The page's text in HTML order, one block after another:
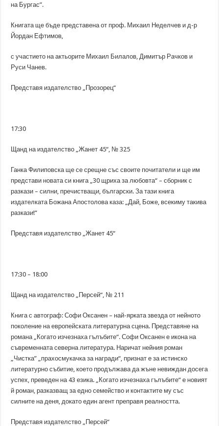
на Бургас”.
Книгата ще бъде представена от проф. Михаил Неделчев и д-р
Йордан Ефтимов,
с участието на актьорите Михаил Билалов, Димитър Рачков и
Руси Чанев.
Представя издателство „Прозорец“
17:30
Щанд на издателство „Жанет 45“, № 325
Ганка Филиповска ще се срещне със своите почитатели и ще им
представи новата си книга „30 щриха за любовта“ – сборник с
разкази – силни, пречистващи, български. За тази книга
издателката Божана Апостолова каза: „Дай, Боже, всекиму такива
разкази!“
Представя издателство „Жанет 45“
17:30 – 18:00
Щанд на издателство „Персей“, № 211
Книга с автограф: Софи Оксанен – най-ярката звезда от нейното
поколение на европейската литературна сцена. Представяне на
романа „Когато изчезнаха гълъбите“. Софи Оксанен е икона на
съвременната северна литература. Наричат нейния роман
„Чистка” „прахосмукачка за награди“, признат е за истинско
литературно събитие, което продължава да жъне невиждан досега
успех, преведен на 43 езика. „Когато изчезнаха гълъбите“ е новият
й роман, разказващ за едно семейство и контактите му със
силните на деня, докато един агент преправя реалността.
Представя издателство „Персей“